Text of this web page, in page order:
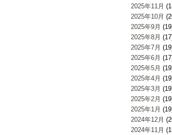
2025年11月
2025年10月
2025年9月
2025年8月
2025年7月
2025年6月
2025年5月
2025年4月
2025年3月
2025年2月
2025年1月
2024年12月
2024年11月